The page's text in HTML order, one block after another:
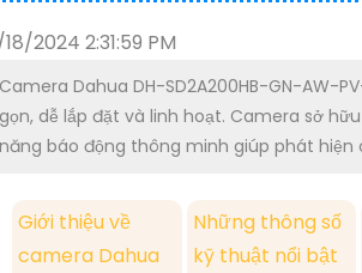
2024 2:31:59 PM
Camera Dahua DH-SD2A200HB-GN-AW-
gọn, dễ lắp đặt và linh hoạt. Camera sở
năng báo động thông minh giúp phát
Giới thiệu về
camera Dahua
Những thông số
kỹ thuật nổi bật